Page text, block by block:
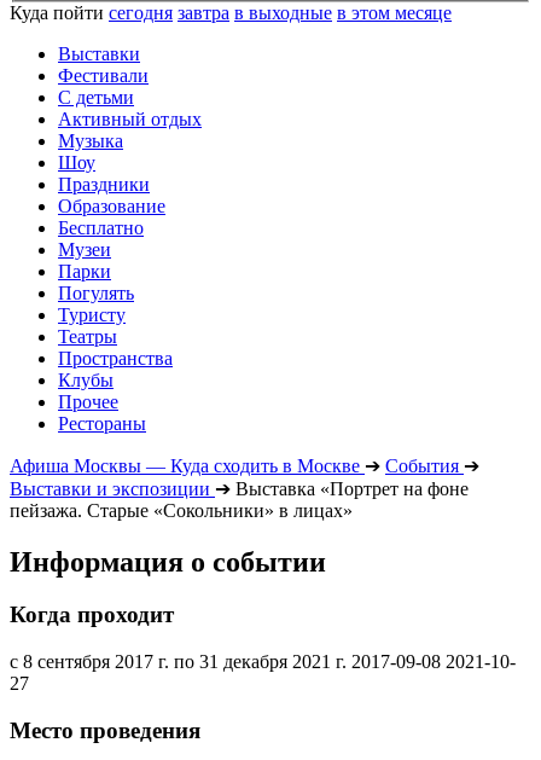
Куда пойти сегодня завтра в выходные в этом месяце
Выставки
Фестивали
С детьми
Активный отдых
Музыка
Шоу
Праздники
Образование
Бесплатно
Музеи
Парки
Погулять
Туристу
Театры
Пространства
Клубы
Прочее
Рестораны
Афиша Москвы — Куда сходить в Москве ➔ События ➔
Выставки и экспозиции ➔ Выставка «Портрет на фоне
пейзажа. Старые «Сокольники» в лицах»
Информация о событии
Когда проходит
с 8 сентября 2017 г. по 31 декабря 2021 г. 2017-09-08 2021-10-
27
Место проведения